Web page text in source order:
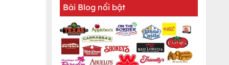
Bài Blog nổi bật